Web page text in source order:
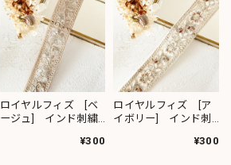
ロイヤルフィズ [ベ
ージュ] インド刺繍
¥300
ロイヤルフィズ [ア
イボリー] インド刺
¥300